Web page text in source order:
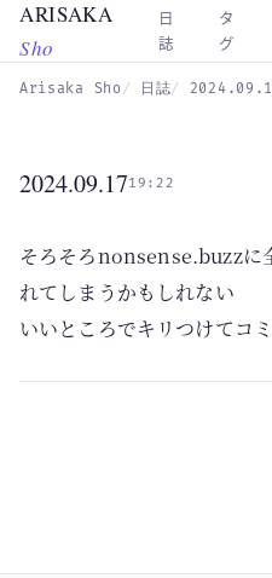
Skip to main content
ARISAKA
Sho
日
誌
タ
グ
Arisaka Sho 日誌
2024.09.1719:22
そろそろnonsense.buzzに
れてしまうかもしれない
いいところでキリつけてコ